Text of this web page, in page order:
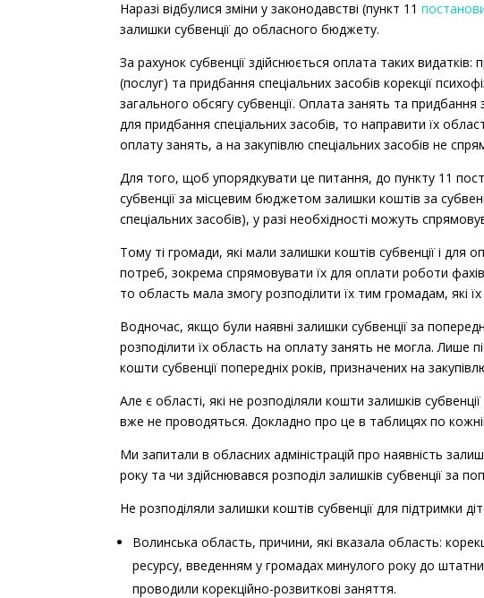
Наразі відбулися зміни у законодавстві (пункт 11
залишки субвенції до обласного бюджету.
За рахунок субвенції здійснюється оплата таких
(послуг) та придбання спеціальних засобів корекції
загального обсягу субвенції. Оплата занять та придбання
для придбання спеціальних засобів, то направити їх
оплату занять, а на закупівлю спеціальних засобів не
Для того, щоб упорядкувати це питання, до пункту 11
субвенції за місцевим бюджетом залишки коштів за
спеціальних засобів), у разі необхідності можуть
Тому ті громади, які мали залишки коштів субвенції і
потреб, зокрема спрямовувати їх для оплати роботи
то область мала змогу розподілити їх тим громадам, які
Водночас, якщо були наявні залишки субвенції за
розподілити їх область на оплату занять не могла. Лише
кошти субвенції попередніх років, призначених на
Але є області, які не розподіляли кошти залишків
вже не проводяться. Докладно про це в таблицях по
Ми запитали в обласних адміністрацій про наявність
року та чи здійснювався розподіл залишків субвенції за
Не розподіляли залишки коштів субвенції для підтримки
Волинська область, причини, які вказала область:
ресурсу, введенням у громадах минулого року до
проводили корекційно-розвиткові заняття.